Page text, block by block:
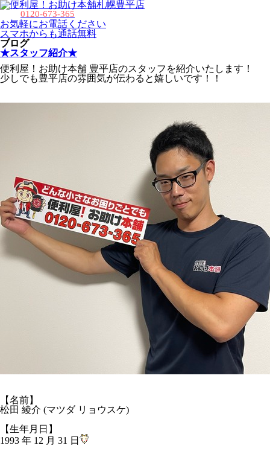
札幌豊平店
0120-673-365
お気軽にお電話ください
スマホからも通話無料
ブログ
★スタッフ紹介★
便利屋！お助け本舗 豊平店のスタッフを紹介いたします！
少しでも豊平店の雰囲気が伝わると嬉しいです！！
【名前】
松田 綾介 (マツダ リョウスケ)
【生年月日】
1993 年 12 月 31 日